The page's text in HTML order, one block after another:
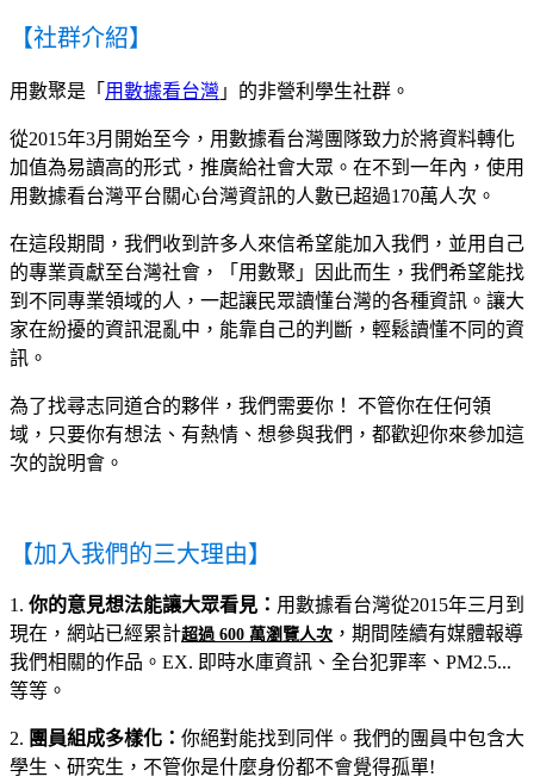
【社群介紹】
用數聚是「 用數據看台灣 」的非營利學生社群。
​從2015年3月開始至今， 用數據看台灣團隊致力於將資料轉化
加值為易讀高的形式，推廣給社會大眾。 在不到一年內，使用
用數據看台灣平台關心台灣資訊的人數已超過170萬人次。
在這段期間，我們收到許多人來信希望能加入我們，並用自己
的專業貢獻至台灣社會，「用數聚」因此而生，我們希望能找
到不同專業領域的人，一起讓民眾讀懂台灣的各種資訊。讓大
家在紛擾的資訊混亂中，能靠自己的判斷，輕鬆讀懂不同的資
訊。
為了找尋志同道合的夥伴，我們需要你！ 不管你在任何領
域，只要你有想法、有熱情、想參與我們，都歡迎你來參加這
次的說明會。
【加入我們的三大理由】
1. 你的意見想法能讓大眾看見： 用數據看台灣從2015年三月到
現在，網站已經累計超過 600 萬瀏覽人次 ，期間陸續有媒體報導
我們相關的作品。EX. 即時水庫資訊、全台犯罪率、PM2.5...
等等。
2. 團員組成多樣化： 你絕對能找到同伴。我們的團員中包含大
學生、研究生，不管你是什麼身份都不會覺得孤單!